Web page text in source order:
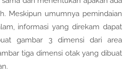
Meskipun umumnya pemindaian
informasi yang direkam dapat
gambar 3 dimensi dari area
tiga dimensi otak yang dibuat